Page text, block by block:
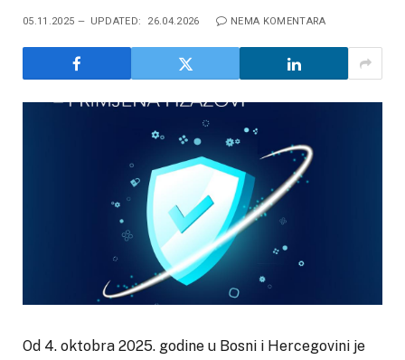
05.11.2025 UPDATED: 26.04.2026 NEMA KOMENTARA
Od 4. oktobra 2025. godine u Bosni i Hercegovini je